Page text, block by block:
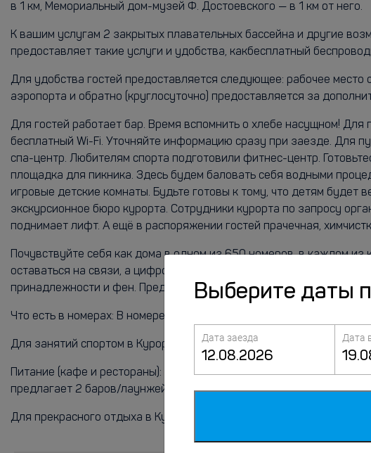
в 1 км, Мемориальный дом-музей Ф. Достоевского — в 1 км от него.
К вашим услугам 2 закрытых плавательных бассейна и другие
предоставляет такие услуги и удобства, какбесплатный
Для удобства гостей предоставляется следующее: рабочее место
аэропорта и обратно (круглосуточно) предоставляется за
Для гостей работает бар. Время вспомнить о хлебе насущном!
бесплатный Wi-Fi. Уточняйте информацию сразу при заезде. Для
спа-центр. Любителям спорта подготовили фитнес-центр.
площадка для пикника. Здесь будем баловать себя водными
игровые детские комнаты. Будьте готовы к тому, что детям будет
экскурсионное бюро курорта. Сотрудники курорта по запросу
поднимает лифт. А ещё в распоряжении гостей прачечная,
Почувствуйте себя как дома в одном из 650 номеров, в каждом
оставаться на связи, а цифровое телевидение не даст скучать.
принадлежности и фен. Предоставляются следующие удобства и
Что есть в номерах: В номере вас будут ждать телевизор и мини-
Для занятий спортом в Курорт «AMAKS Старая Русса» есть Фитнес-
Питание (кафе и рестораны): Когда вы проголодаетесь, этот
предлагает 2 баров/лаунжей, где вам помогут расслабиться
Для прекрасного отдыха в Курорт «AMAKS Старая Русса» есть
Выберите даты
Дата заезда Дата